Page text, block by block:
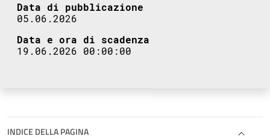
Data di pubblicazione
05.06.2026
Data e ora di scadenza
19.06.2026 00:00:00
INDICE DELLA PAGINA